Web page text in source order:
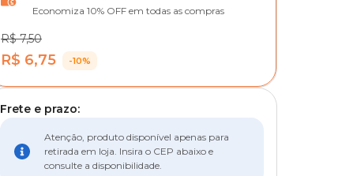
Economiza 10% OFF em todas as compras
R$ 7,50
R$ 6,75 -10%
Frete e prazo:
Atenção, produto disponível apenas para
retirada em loja. Insira o CEP abaixo e
consulte a disponibilidade.